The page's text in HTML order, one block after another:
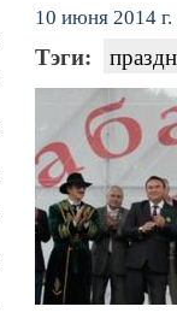
10 июня 2014 г.
Тэги: